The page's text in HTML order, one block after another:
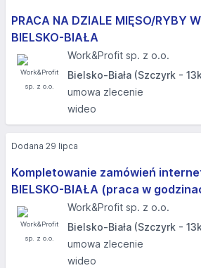
PRACA NA DZIALE MIĘSO/RYBY
BIELSKO-BIAŁA​
Work&Profit sp. z o.o.
Bielsko-Biała (Szczyrk -
umowa zlecenie
wideo
Kompletowanie zamówień
BIELSKO-BIAŁA (praca w
Work&Profit sp. z o.o.
Bielsko-Biała (Szczyrk -
umowa zlecenie
wideo
Dodana 29 lipca